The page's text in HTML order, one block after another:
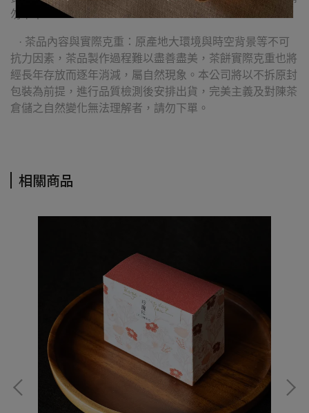
勿下單。
· 茶品內容與實際克重：原產地大環境與時空背景等不可
抗力因素，茶品製作過程難以盡善盡美，茶餅實際克重也將
經長年存放而逐年消減，屬自然現象。本公司將以不拆原封
包裝為前提，進行品質檢測後安排出貨，完美主義及對陳茶
倉儲之自然變化無法理解者，請勿下單。
相關商品